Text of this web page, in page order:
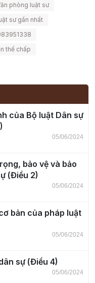
phòng luật sư
sư gần nhất
thế chấp
của Bộ luật Dân sự
05/06/2024
bảo vệ và bảo
(Điều 2)
05/06/2024
bản của pháp luật
05/06/2024
sự (Điều 4)
05/06/2024